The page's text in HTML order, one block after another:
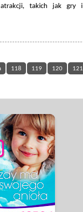
takich jak gry
118 119 120 121